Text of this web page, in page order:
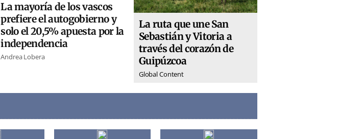
La mayoría de los vascos
prefiere el autogobierno y
solo el 20,5% apuesta por la
independencia
Andrea Lobera
La ruta que une San
Sebastián y Vitoria a
través del corazón de
Guipúzcoa
Global Content